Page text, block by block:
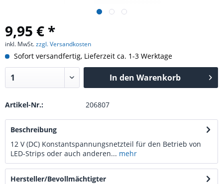
9,95 € *
inkl. MwSt.zzgl. Versandkosten
Sofort versandfertig, Lieferzeit ca. 1-3 Werktage
In den Warenkorb
Artikel-Nr.: 206807
Beschreibung
12 V (DC) Konstantspannungsnetzteil für den Betrieb von
LED-Strips oder auch anderen... mehr
Hersteller/Bevollmächtigter